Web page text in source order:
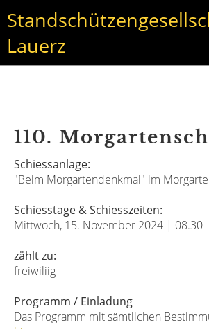
Lauerz
110.
Schiessanlage:
"Beim Morgartendenkmal" im
Schiesstage & Schiesszeiten:
Mittwoch, 15. November 2024 | 08.30
zählt zu:
freiwiliig
Programm / Einladung
Das Programm mit sämtlichen